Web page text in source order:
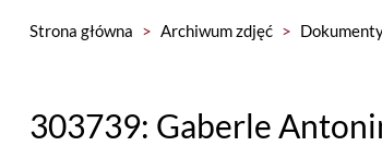
Strona główna > Archiwum zdjęć >
303739: Gaberle